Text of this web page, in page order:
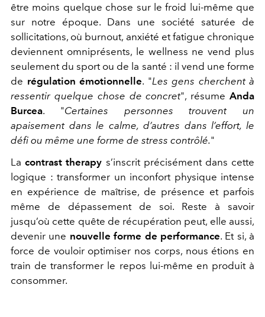
être moins quelque chose sur le froid lui-même que
sur notre époque. Dans une société saturée de
sollicitations, où burnout, anxiété et fatigue chronique
deviennent omniprésents, le wellness ne vend plus
seulement du sport ou de la santé : il vend une forme
de régulation émotionnelle. "Les gens cherchent à
ressentir quelque chose de concret", résumeAnda
Burcea. "Certaines personnes trouvent un
apaisement dans le calme, d’autres dans l’effort, le
défi ou même une forme de stress contrôlé."
Lacontrast therapy s’inscrit précisément dans cette
logique : transformer un inconfort physique intense
en expérience de maîtrise, de présence et parfois
même de dépassement de soi. Reste à savoir
jusqu’où cette quête de récupération peut, elle aussi,
devenir une nouvelle forme de performance. Et si, à
force de vouloir optimiser nos corps, nous étions en
train de transformer le repos lui-même en produit à
consommer.